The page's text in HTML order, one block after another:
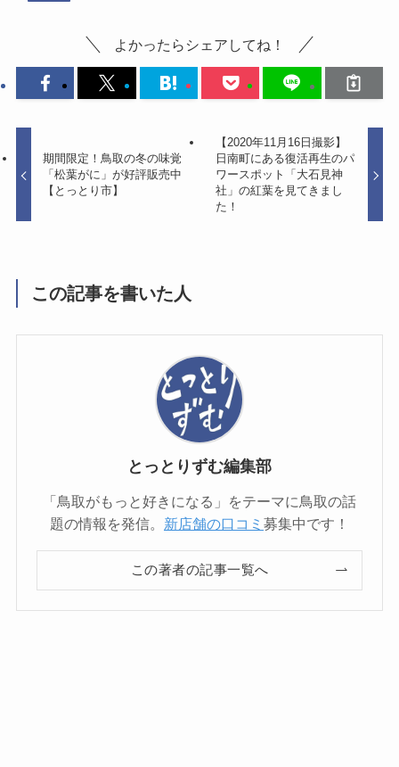
よかったらシェアしてね！
期間限定！鳥取の冬の味覚
「松葉がに」が好評販売中
【とっとり市】
【2020年11月16日撮影】
日南町にある復活再生のパ
ワースポット「大石見神
社」の紅葉を見てきまし
た！
この記事を書いた人
とっとりずむ編集部
「鳥取がもっと好きになる」をテーマに鳥取の話
題の情報を発信。 新店舗の口コミ 募集中です！
この著者の記事一覧へ